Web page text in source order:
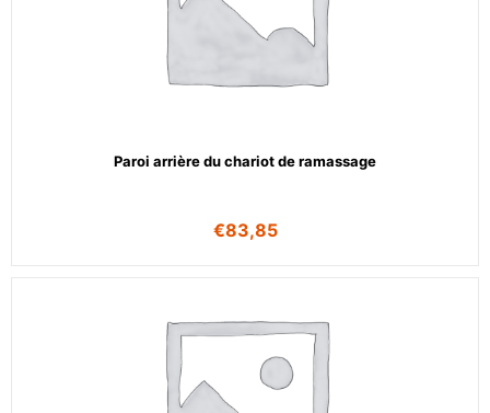
Paroi arrière du chariot de ramassage
€83,85